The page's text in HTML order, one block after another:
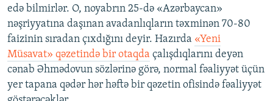
edə bilmirlər. O, noyabrın 25-də «Azərbaycan»
nəşriyyatına daşınan avadanlıqların təxminən 70-80
faizinin sıradan çıxdığını deyir. Hazırda «Yeni
Müsavat» qəzetində bir otaqda çalışdıqlarını deyən
cənab Əhmədovun sözlərinə görə, normal fəaliyyət üçün
yer tapana qədər hər həftə bir qəzetin ofisində fəaliyyət